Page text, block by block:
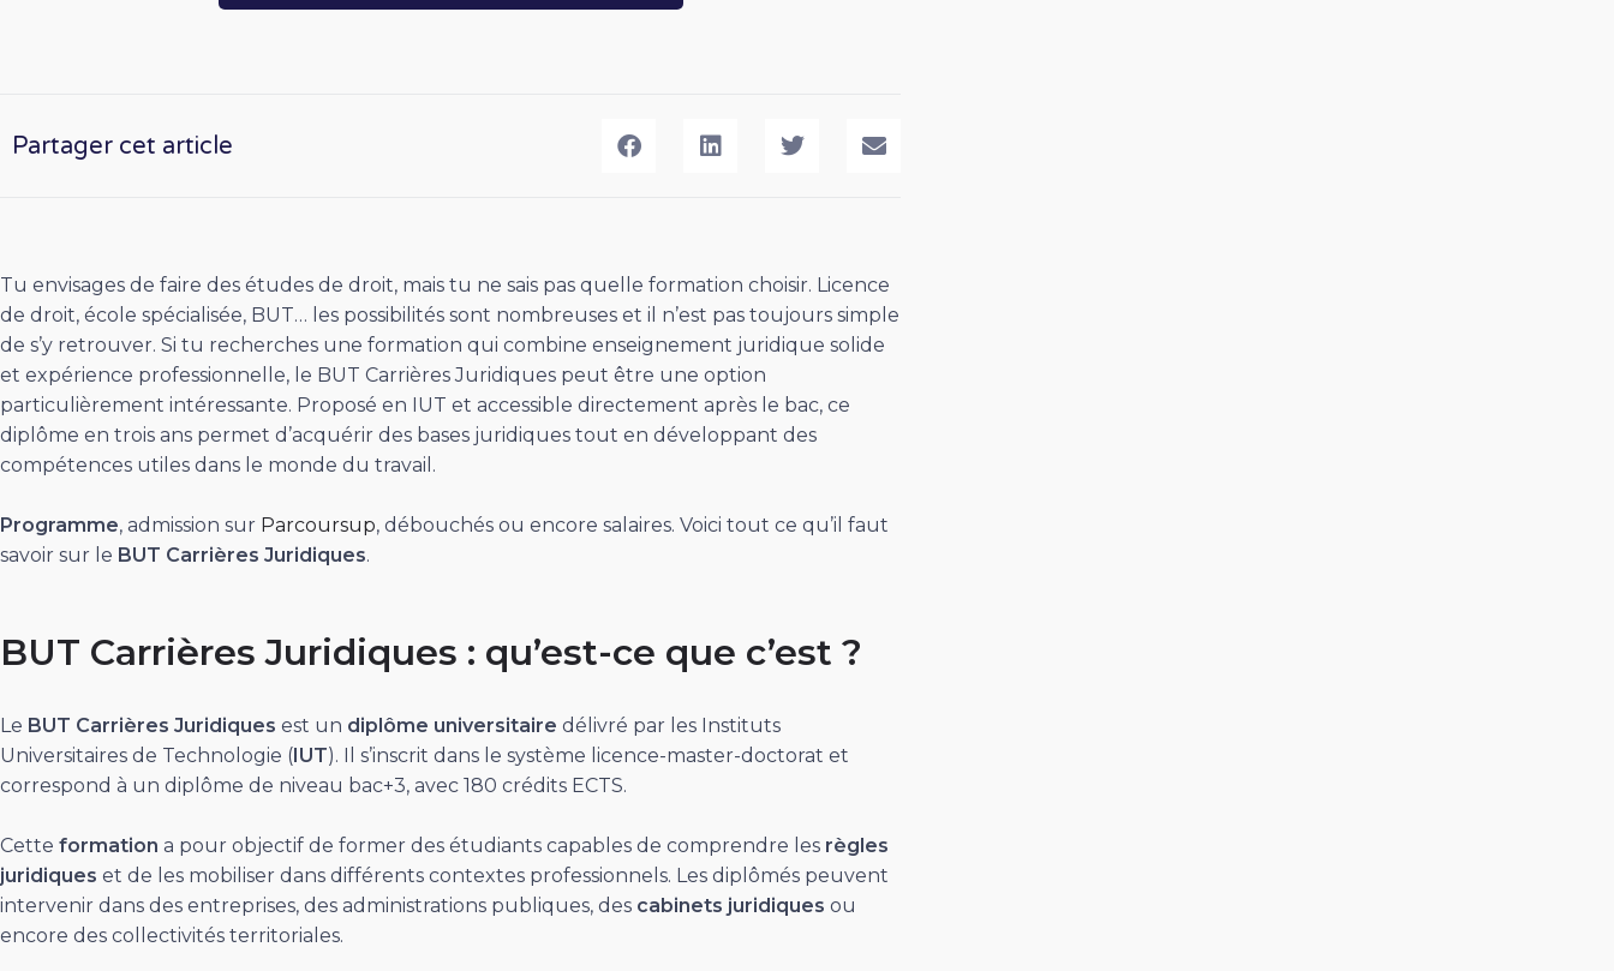
Partager cet article
Tu envisages de faire des études de droit, mais tu ne sais pas quelle formation choisir. Licence
de droit, école spécialisée, BUT… les possibilités sont nombreuses et il n’est pas toujours simple
de s’y retrouver. Si tu recherches une formation qui combine enseignement juridique solide
et expérience professionnelle, le BUT Carrières Juridiques peut être une option
particulièrement intéressante. Proposé en IUT et accessible directement après le bac, ce
diplôme en trois ans permet d’acquérir des bases juridiques tout en développant des
compétences utiles dans le monde du travail.
Programme, admission sur Parcoursup, débouchés ou encore salaires. Voici tout ce qu’il faut
savoir sur le BUT Carrières Juridiques.
BUT Carrières Juridiques : qu’est-ce que c’est ?
Le BUT Carrières Juridiques est un diplôme universitaire délivré par les Instituts
Universitaires de Technologie ( IUT). Il s’inscrit dans le système licence-master-doctorat et
correspond à un diplôme de niveau bac+3, avec 180 crédits ECTS.
Cette formation a pour objectif de former des étudiants capables de comprendre les règles
juridiques et de les mobiliser dans différents contextes professionnels. Les diplômés peuvent
intervenir dans des entreprises, des administrations publiques, des cabinets juridiques ou
encore des collectivités territoriales.